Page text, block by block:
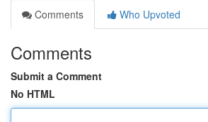
Comments
Who Upvoted
Comments
Submit a Comment
No HTML